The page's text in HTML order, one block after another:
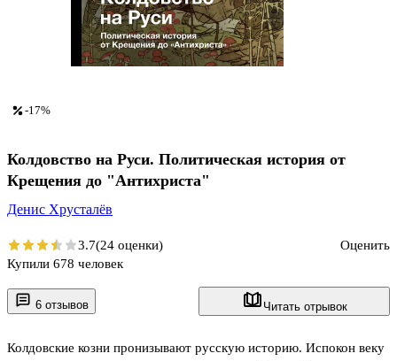
6 отзывов Читать отрывок
Колдовские козни пронизывают русскую историю. Испокон веку
-17%
Колдовство на Руси. Политическая история от
Крещения до "Антихриста"
Денис Хрусталёв
3.7(24 оценки)
Оценить
Купили 678 человек